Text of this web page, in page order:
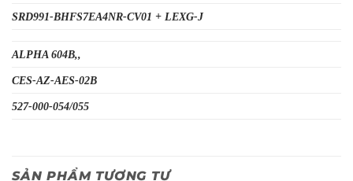
SRD991-BHFS7EA4NR-CV01 + LEXG-J
ALPHA 604B,,
CES-AZ-AES-02B
527-000-054/055
SẢN PHẨM TƯƠNG TỰ